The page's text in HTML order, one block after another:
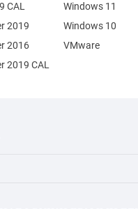
2019
2016
CAL
2019 CAL
Windows 11
Windows 10
VMware